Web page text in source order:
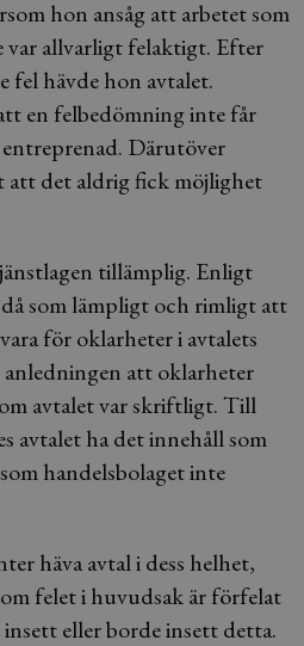
hon ansåg att arbetet som
var allvarligt felaktigt. Efter
fel hävde hon avtalet.
en felbedömning inte får
Därutöver
att det aldrig fick möjlighet
tillämplig. Enligt
som lämpligt och rimligt att
för oklarheter i avtalets
att oklarheter
avtalet var skriftligt. Till
avtalet ha det innehåll som
handelsbolaget inte
häva avtal i dess helhet,
felet i huvudsak är förfelat
eller borde insett detta.